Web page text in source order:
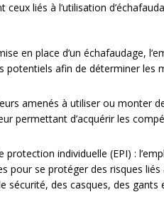
liés à l’utilisation
en place d’un échafaudage,
potentiels afin de déterminer les
amenés à utiliser ou monter
permettant d’acquérir les
protection individuelle (EPI) :
pour se protéger des risques liés
sécurité, des casques, des gants